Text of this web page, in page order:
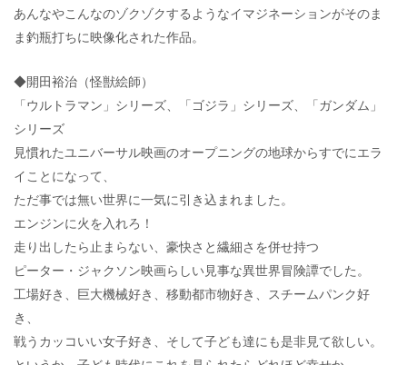
あんなやこんなのゾクゾクするようなイマジネーションがそのま
ま釣瓶打ちに映像化された作品。
◆開田裕治（怪獣絵師）
「ウルトラマン」シリーズ、「ゴジラ」シリーズ、「ガンダム」
シリーズ
見慣れたユニバーサル映画のオープニングの地球からすでにエラ
イことになって、
ただ事では無い世界に一気に引き込まれました。
エンジンに火を入れろ！
走り出したら止まらない、豪快さと繊細さを併せ持つ
ピーター・ジャクソン映画らしい見事な異世界冒険譚でした。
工場好き、巨大機械好き、移動都市物好き、スチームパンク好
き、
戦うカッコいい女子好き、そして子ども達にも是非見て欲しい。